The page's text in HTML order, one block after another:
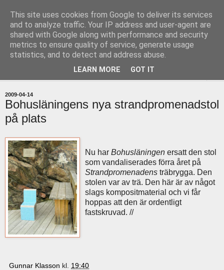
uddevallabloggen.se
med stort och smått från Uddevallas horisont
2009-04-14
Bohusläningens nya strandpromenadstol
på plats
Nu har Bohusläningen ersatt den stol
som vandaliserades förra året på
Strandpromenadens träbrygga. Den
stolen var av trä. Den här är av något
slags kompositmaterial och vi får
hoppas att den är ordentligt
fastskruvad. //
Gunnar Klasson kl. 19:40
This site uses cookies from Google to deliver its services
and to analyze traffic. Your IP address and user-agent are
shared with Google along with performance and security
metrics to ensure quality of service, generate usage
statistics, and to detect and address abuse.
LEARN MORE GOT IT